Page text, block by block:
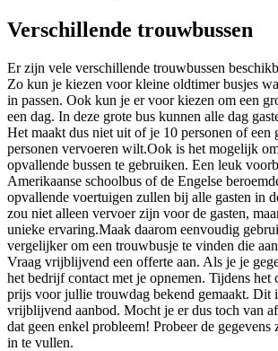
Verschillende trouwbussen
Er zijn vele verschillende trouwbussen
Zo kun je kiezen voor kleine oldtimer busjes
in passen. Ook kun je er voor kiezen om een
een dag. In deze grote bus kunnen alle dag
Het maakt dus niet uit of je 10 personen of een
personen vervoeren wilt.Ook is het mogelijk
opvallende bussen te gebruiken. Een leuk
Amerikaanse schoolbus of de Engelse
opvallende voertuigen zullen bij alle gasten in
zou niet alleen vervoer zijn voor de gasten,
unieke ervaring.Maak daarom eenvoudig
vergelijker om een trouwbusje te vinden die
Vraag vrijblijvend een offerte aan. Als je je
het bedrijf contact met je opnemen. Tijdens het
prijs voor jullie trouwdag bekend gemaakt. Dit
vrijblijvend aanbod. Mocht je er dus toch van
dat geen enkel probleem! Probeer de
in te vullen.